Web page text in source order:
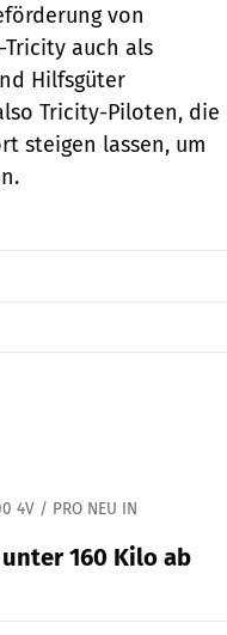
von
auch als
Hilfsgüter
Tricity-Piloten, die
steigen lassen, um
4V / PRO NEU IN
160 Kilo ab